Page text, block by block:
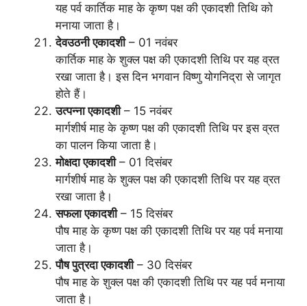
यह पर्व कार्तिक माह के कृष्ण पक्ष की एकादशी तिथि को
मनाया जाता है।
देवउठनी एकादशी– 01 नवंबर
कार्तिक माह के शुक्ल पक्ष की एकादशी तिथि पर यह व्रत
रखा जाता है। इस दिन भगवान विष्णु योगनिद्रा से जागृत
होते हैं।
उत्पन्ना एकादशी– 15 नवंबर
मार्गशीर्ष माह के कृष्ण पक्ष की एकादशी तिथि पर इस व्रत
का पालन किया जाता है।
मोक्षदा एकादशी– 01 दिसंबर
मार्गशीर्ष माह के शुक्ल पक्ष की एकादशी तिथि पर यह व्रत
रखा जाता है।
सफला एकादशी– 15 दिसंबर
पौष माह के कृष्ण पक्ष की एकादशी तिथि पर यह पर्व मनाया
जाता है।
पौष पुत्रदा एकादशी– 30 दिसंबर
पौष माह के शुक्ल पक्ष की एकादशी तिथि पर यह पर्व मनाया
जाता है।